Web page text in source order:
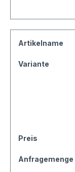
Artikelname
Variante
Preis
Anfragemenge